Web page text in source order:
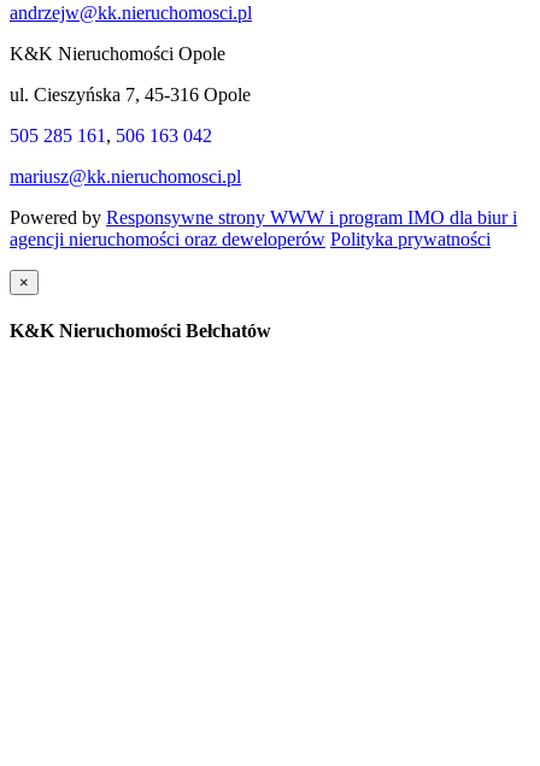
andrzejw@kk.nieruchomosci.pl
K&K Nieruchomości Opole
ul. Cieszyńska 7, 45-316 Opole
505 285 161 , 506 163 042
mariusz@kk.nieruchomosci.pl
Powered by Responsywne strony WWW i program IMO dla biur i
agencji nieruchomości oraz deweloperów Polityka prywatności
×
K&K Nieruchomości Bełchatów